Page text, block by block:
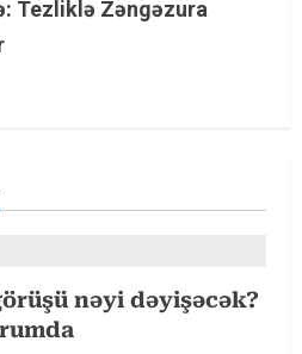
Tezliklə Zəngəzura
nəyi dəyişəcək?